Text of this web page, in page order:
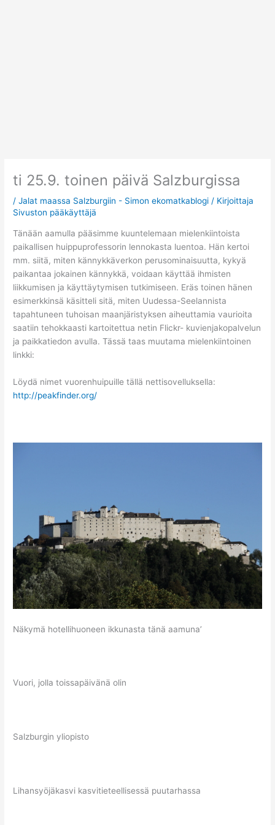
ti 25.9. toinen päivä Salzburgissa
/Jalat maassa Salzburgiin - Simon ekomatkablogi / Kirjoittaja
Sivuston pääkäyttäjä
Tänään aamulla pääsimme kuuntelemaan mielenkiintoista
paikallisen huippuprofessorin lennokasta luentoa. Hän kertoi
mm. siitä, miten kännykkäverkon perusominaisuutta, kykyä
paikantaa jokainen kännykkä, voidaan käyttää ihmisten
liikkumisen ja käyttäytymisen tutkimiseen. Eräs toinen hänen
esimerkkinsä käsitteli sitä, miten Uudessa-Seelannista
tapahtuneen tuhoisan maanjäristyksen aiheuttamia vaurioita
saatiin tehokkaasti kartoitettua netin Flickr- kuvienjakopalvelun
ja paikkatiedon avulla. Tässä taas muutama mielenkiintoinen
linkki:
Löydä nimet vuorenhuipuille tällä nettisovelluksella:
http://peakfinder.org/
Näkymä hotellihuoneen ikkunasta tänä aamuna’
Vuori, jolla toissapäivänä olin
Salzburgin yliopisto
Lihansyöjäkasvi kasvitieteellisessä puutarhassa